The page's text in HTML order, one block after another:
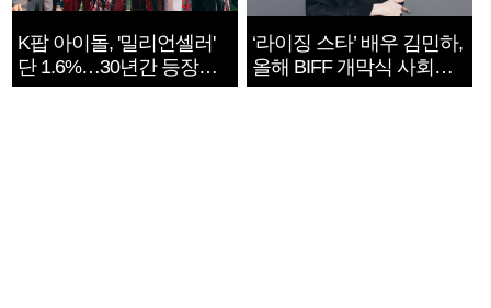
K팝 아이돌, '밀리언셀러'
단 1.6%…30년간 등장
1182개팀 전수조사
‘라이징 스타’ 배우 김민하,
올해 BIFF 개막식 사회자
확정